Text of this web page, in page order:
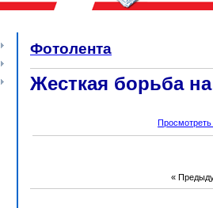
Фотолента
Жесткая борьба
«